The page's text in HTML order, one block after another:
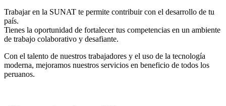
Trabajar en la SUNAT te permite contribuir con el desarrollo de tu
país.
Tienes la oportunidad de fortalecer tus competencias en un ambiente
de trabajo colaborativo y desafiante.
Con el talento de nuestros trabajadores y el uso de la tecnología
moderna, mejoramos nuestros servicios en beneficio de todos los
peruanos.